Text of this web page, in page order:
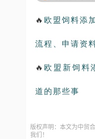
🔥 欧盟饲料添
流程、申请资
🔥 欧盟新饲料
道的那些事
版权声明：本文为中贸
我们！